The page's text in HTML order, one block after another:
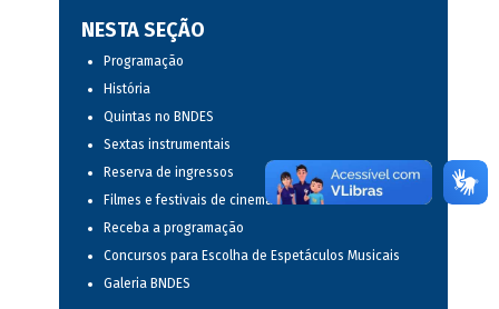
NESTA SEÇÃO
Programação
História
Quintas no BNDES
Sextas instrumentais
Reserva de ingressos
Filmes e festivais de cinema
Receba a programação
Concursos para Escolha de Espetáculos Musicais
Galeria BNDES